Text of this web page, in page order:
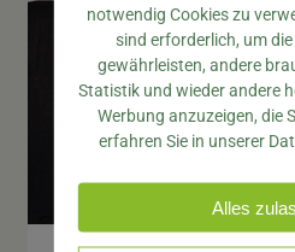
notwendig Cookies zu
sind erforderlich, um
gewährleisten, andere
Statistik und wieder andere
Werbung anzuzeigen, die
erfahren Sie in unserer
Alles